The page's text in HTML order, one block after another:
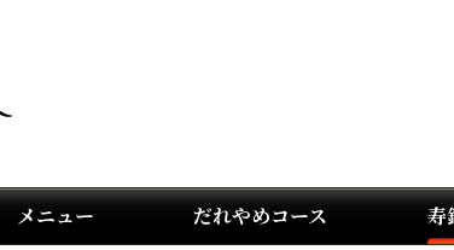
メニュー だれやめコース 寿